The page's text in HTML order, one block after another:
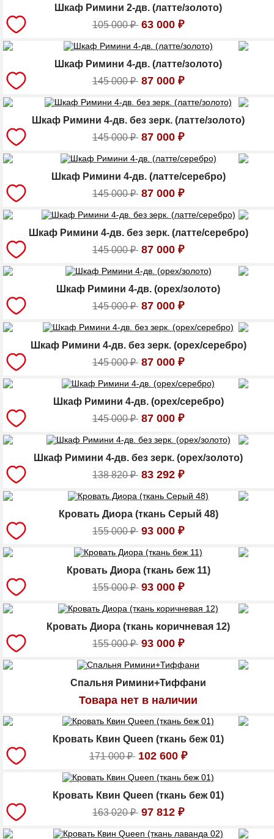
Шкаф Римини 2-дв. (латте/золото)
105 000₽ 63 000 ₽
Шкаф Римини 4-дв. (латте/золото)
145 000₽ 87 000 ₽
Шкаф Римини 4-дв. без зерк. (латте/золото)
145 000₽ 87 000 ₽
Шкаф Римини 4-дв. (латте/серебро)
145 000₽ 87 000 ₽
Шкаф Римини 4-дв. без зерк. (латте/серебро)
145 000₽ 87 000 ₽
Шкаф Римини 4-дв. (орех/золото)
145 000₽ 87 000 ₽
Шкаф Римини 4-дв. без зерк. (орех/серебро)
145 000₽ 87 000 ₽
Шкаф Римини 4-дв. (орех/серебро)
145 000₽ 87 000 ₽
Шкаф Римини 4-дв. без зерк. (орех/золото)
138 820₽ 83 292 ₽
Кровать Диора (ткань Серый 48)
155 000₽ 93 000 ₽
Кровать Диора (ткань беж 11)
155 000₽ 93 000 ₽
Кровать Диора (ткань коричневая 12)
155 000₽ 93 000 ₽
Спальня Римини+Тиффани
Товара нет в наличии
Кровать Квин Queen (ткань беж 01)
171 000₽ 102 600 ₽
Кровать Квин Queen (ткань беж 01)
163 020₽ 97 812 ₽